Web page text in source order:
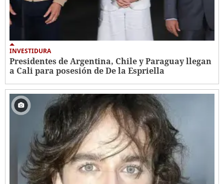
INVESTIDURA
Presidentes de Argentina, Chile y Paraguay llegan
a Cali para posesión de De la Espriella